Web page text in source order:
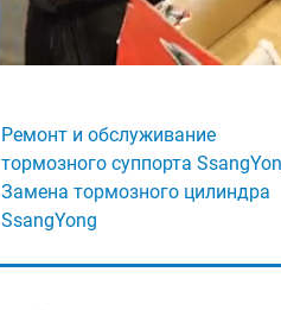
Ремонт и обслуживание
тормозного суппорта
Замена тормозного цилиндра
SsangYong